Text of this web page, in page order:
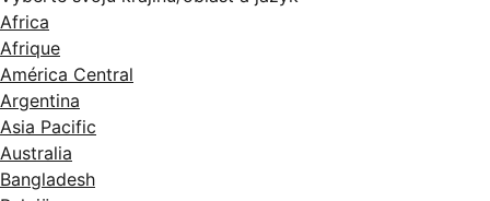
Africa
Afrique
América Central
Argentina
Asia Pacific
Australia
Bangladesh
België